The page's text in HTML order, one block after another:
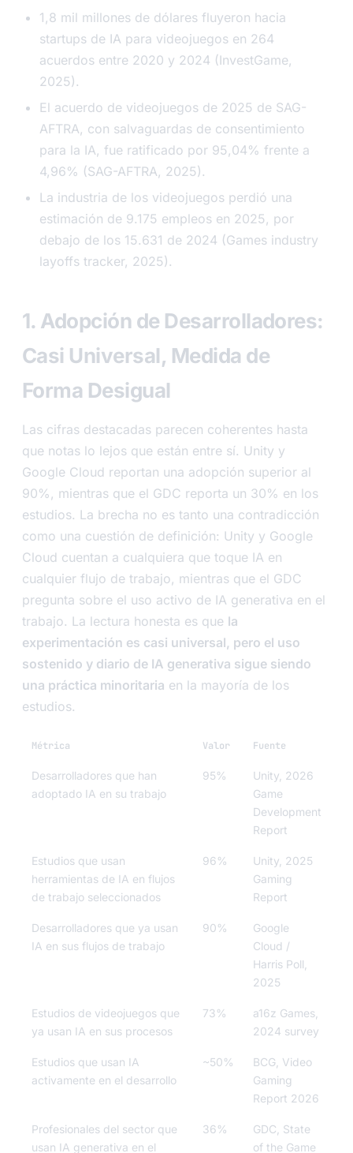
1,8 mil millones de dólares fluyeron hacia
startups de IA para videojuegos en 264
acuerdos entre 2020 y 2024 (InvestGame,
2025).
El acuerdo de videojuegos de 2025 de SAG-
AFTRA, con salvaguardas de consentimiento
para la IA, fue ratificado por 95,04% frente a
4,96% (SAG-AFTRA, 2025).
La industria de los videojuegos perdió una
estimación de 9.175 empleos en 2025, por
debajo de los 15.631 de 2024 (Games industry
layoffs tracker, 2025).
1. Adopción de Desarrolladores:
Casi Universal, Medida de
Forma Desigual
Las cifras destacadas parecen coherentes hasta
que notas lo lejos que están entre sí. Unity y
Google Cloud reportan una adopción superior al
90%, mientras que el GDC reporta un 30% en los
estudios. La brecha no es tanto una contradicción
como una cuestión de definición: Unity y Google
Cloud cuentan a cualquiera que toque IA en
cualquier flujo de trabajo, mientras que el GDC
pregunta sobre el uso activo de IA generativa en el
trabajo. La lectura honesta es que la
experimentación es casi universal, pero el uso
sostenido y diario de IA generativa sigue siendo
una práctica minoritaria en la mayoría de los
estudios.
Métrica Valor Fuente
Desarrolladores que han
adoptado IA en su trabajo
95%
Unity, 2026
Game
Development
Report
Estudios que usan
herramientas de IA en flujos
de trabajo seleccionados
96%
Unity, 2025
Gaming
Report
Desarrolladores que ya usan
IA en sus flujos de trabajo
90%
Google
Cloud /
Harris Poll,
2025
Estudios de videojuegos que
ya usan IA en sus procesos
73%
a16z Games,
2024 survey
Estudios que usan IA
activamente en el desarrollo
~50%
BCG, Video
Gaming
Report 2026
Profesionales del sector que
usan IA generativa en el
36%
GDC, State
of the Game